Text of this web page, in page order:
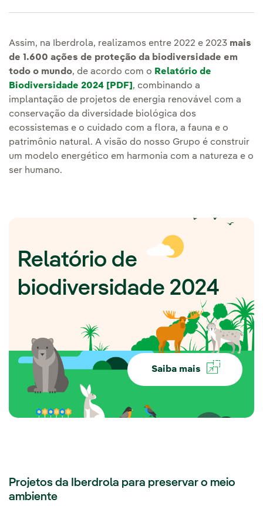
Assim, na Iberdrola, realizamos entre 2022 e 2023 mais
de 1.600 ações de proteção da biodiversidade em
todo o mundo, de acordo com o Relatório de
Biodiversidade 2024 [PDF] , combinando a
implantação de projetos de energia renovável com a
conservação da diversidade biológica dos
ecossistemas e o cuidado com a flora, a fauna e o
patrimônio natural. A visão do nosso Grupo é construir
um modelo energético em harmonia com a natureza e o
ser humano.
Relatório de
biodiversidade 2024
Saiba mais
Projetos da Iberdrola para preservar o meio
ambiente